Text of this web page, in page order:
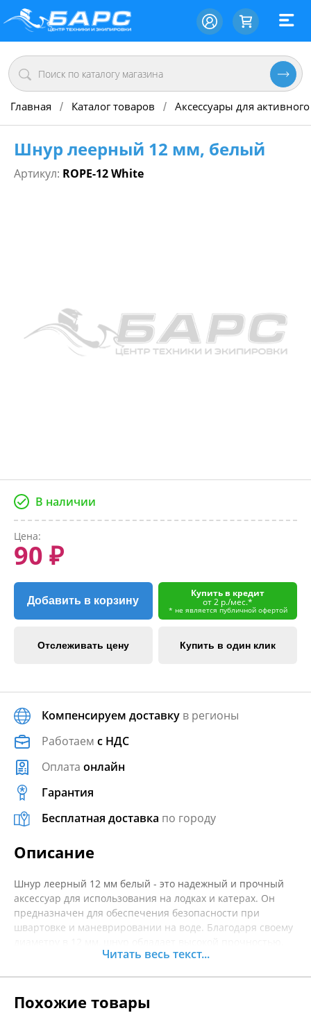
Главная / Каталог товаров / Аксессуары для
Шнур леерный 12 мм, белый
Артикул: ROPE-12 White
В наличии
Цена:
90 ₽
Добавить в корзину
Купить в кредит
от 2 р./мес.*
* не является публичной офертой
Отслеживать цену Купить в один клик
Компенсируем доставку в регионы
Работаем с НДС
Оплата онлайн
Гарантия
Бесплатная доставка по городу
Описание
Шнур леерный 12 мм белый - это надежный и прочный
аксессуар для использования на лодках и катерах. Он
предназначен для обеспечения безопасности при
швартовке и маневрировании на воде. Благодаря своему
что позволяет ему выдерживать значительные нагрузки
материалов, шнур устойчив к воздействию влаги и
ультрафиолетового излучения, что гарантирует
Читать весь текст...
Похожие товары